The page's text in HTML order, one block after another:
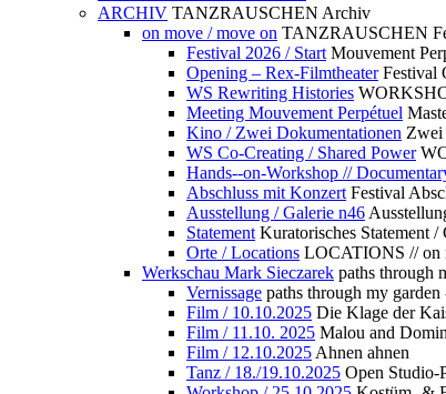
ARCHIV TANZRAUSCHEN Archiv
on move / move on TANZRAUSCHEN
Festival 2026 / Start Mouvement
Opening – Rex-Filmtheater Festival
WS Rewriting Histories
Meeting Mouvement Perpétuel
Kino / Zwei Dokumentationen Zwei
WS Co-Creating / Shared Power
Hands--on-Workshop //
Abschluss mit Konzert Festival
Ausstellung / Galerie n46
Statement Kuratorisches Statement /
Orte / Locations LOCATIONS // on
Werkschau Mark Sieczarek paths through
Vernissage paths through my
Film / 10.10.2025 Die Klage der
Film / 11.10. 2025 Malou and
Film / 12.10.2025 Ahnen ahnen
Tanz / 18./19.10.2025 Open Studio-